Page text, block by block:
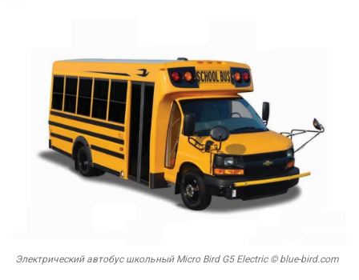
Электрический автобус школьный Micro Bird G5 Electric © blue-bird.com